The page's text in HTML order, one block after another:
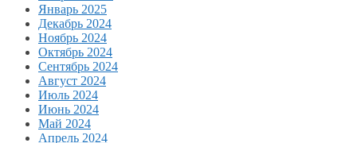
Январь 2025
Декабрь 2024
Ноябрь 2024
Октябрь 2024
Сентябрь 2024
Август 2024
Июль 2024
Июнь 2024
Май 2024
Апрель 2024